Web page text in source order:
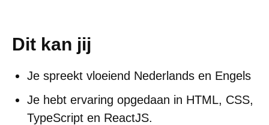
Dit kan jij
Je spreekt vloeiend Nederlands en Engels
Je hebt ervaring opgedaan in HTML, CSS,
TypeScript en ReactJS.